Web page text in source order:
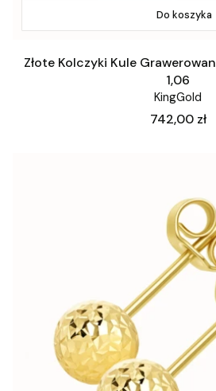
Do koszyka
Złote Kolczyki Kule
1,06
KingGold
Cena
742,00 zł